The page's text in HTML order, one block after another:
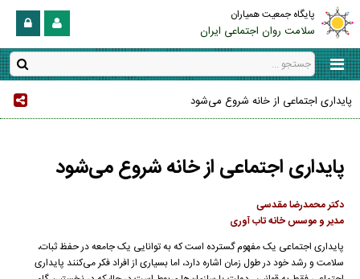
پایگاه جمعیت همیاران
سلامت روان اجتماعی ایران
پایداری اجتماعی از خانه شروع می‌شود
پایداری اجتماعی از خانه شروع می‌شود
دکتر محمدرضا مقدسی
مدیر و موسس خانه تاب آوری
پایداری اجتماعی یک مفهوم گسترده است که به توانایی یک جامعه در حفظ ثبات،
سلامت و رشد خود در طول زمان اشاره دارد، اما بسیاری از افراد فکر می‌کنند پایداری